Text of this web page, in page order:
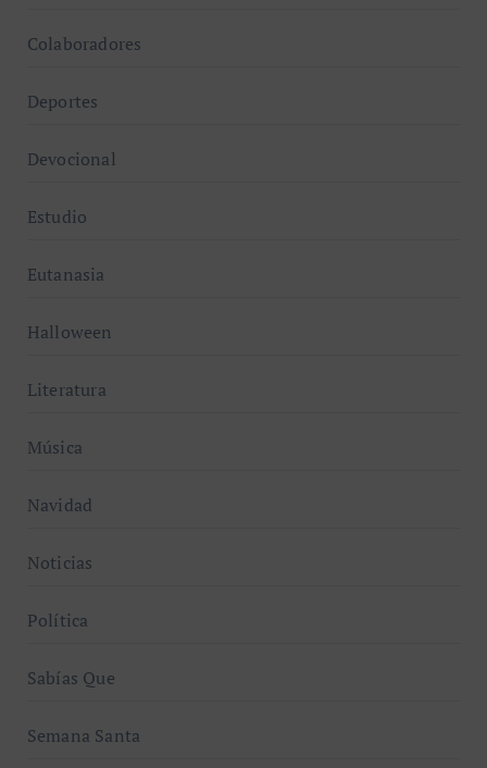
Colaboradores
Deportes
Devocional
Estudio
Eutanasia
Halloween
Literatura
Música
Navidad
Noticias
Política
Sabías Que
Semana Santa